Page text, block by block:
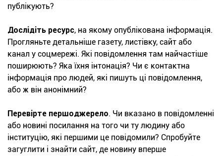
публікують?
Дослідіть ресурс, на якому опублікована інформація.
Прогляньте детальніше газету, листівку, сайт або
канал у соцмережі. Які повідомлення там найчастіше
поширюють? Яка їхня інтонація? Чи є контактна
інформація про людей, які пишуть ці повідомлення,
або ж він анонімний?
Перевірте першоджерело. Чи вказано в повідомленні
або новині посилання на того чи ту людину або
інституцію, які першими це повідомили? Спробуйте
загуглити і знайти сайт, де новину вперше